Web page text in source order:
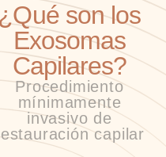
son los
Exosomas
Capilares?
Procedimiento
mínimamente
invasivo de
capilar